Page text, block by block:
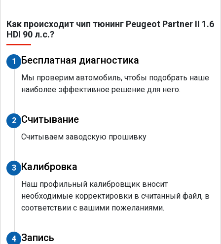
Как происходит чип тюнинг Peugeot Partner II 1.6
HDI 90 л.с.?
1 Бесплатная диагностика
Мы проверим автомобиль, чтобы подобрать наше
наиболее эффективное решение для него.
2 Считывание
Считываем заводскую прошивку
3 Калибровка
Наш профильный калибровщик вносит
необходимые корректировки в считанный файл, в
соответствии с вашими пожеланиями.
4 Запись